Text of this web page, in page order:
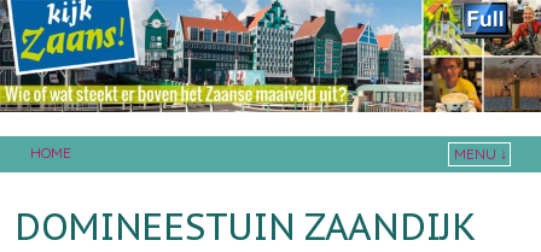
HOME
MENU ↓
DOMINEESTUIN ZAANDIJK